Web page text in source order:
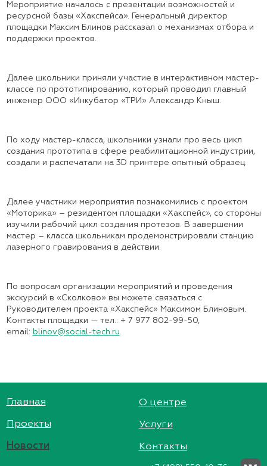
Мероприятие началось с презентации возможностей и
ресурсной базы «Хакспейса». Генеральный директор
площадки Максим Блинов рассказал о механизмах отбора и
поддержки проектов.
Далее школьники приняли участие в интерактивном мастер-
классе по прототипированию, который проводил главный
инженер ООО «Инкубатор «ТРИ» Александр Кныш.
По ходу мастер-класса, школьники узнали про весь цикл
создания прототипа в сфере реабилитационной индустрии,
создали и распечатали на 3D принтере опытный образец.
Далее участники мероприятия познакомились с проектом
«Моторика» – резидентом площадки «Хакспейс», со стороны
изучили рабочий цикл создания протезов. В завершении
мастер – класса школьникам продемонстрировали станцию
лазерного гравирования в действии.
По вопросам организации мероприятий и проведения
экскурсий в «Сколково» вы можете связаться с
Руководителем проекта «Хакспейс» Максимом Блиновым.
Контакты площадки — тел.: + 7 977 802-99-50,
email: blinov@social-tech.ru.
Главная
Проекты
Новости
О центре
Услуги
Контакты